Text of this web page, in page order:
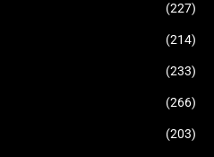
(227)
(214)
(233)
(266)
(203)